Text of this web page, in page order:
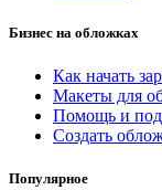
Бизнес на обложках
Как начать
Макеты для
Помощь и
Создать
Популярное